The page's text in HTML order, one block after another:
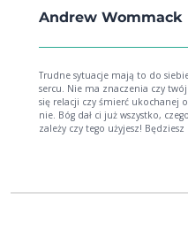
Andrew Wommack
Trudne sytuacje mają to do
sercu. Nie ma znaczenia czy
się relacji czy śmierć ukochanej
nie. Bóg dał ci już wszystko,
zależy czy tego użyjesz! Będziesz dalej żył tym samolubnym życiem czy staniesz się